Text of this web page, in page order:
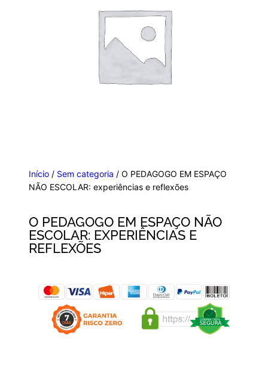
Início / Sem categoria / O PEDAGOGO EM ESPAÇO
NÃO ESCOLAR: experiências e reflexões
O PEDAGOGO EM ESPAÇO NÃO
ESCOLAR: EXPERIÊNCIAS E
REFLEXÕES